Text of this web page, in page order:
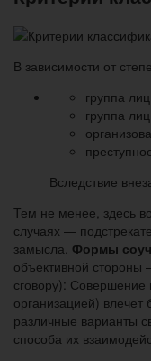
В зависимости от
группа
группа
Вследствие
Тем не менее, здесь
случаях —
замысла. Формы
объективной стороны
сговору): Совершение
организацией)
различные варианты
способа их